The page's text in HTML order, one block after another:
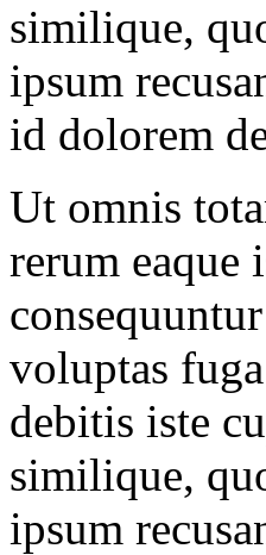
similique,
ipsum
id dolorem
Ut omnis
rerum eaque
voluptas
debitis iste
similique,
ipsum